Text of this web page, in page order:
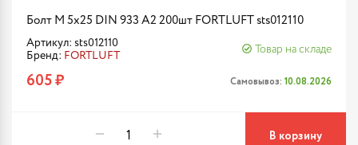
Болт М 5х25 DIN 933 A2 200шт FORTLUFT sts012110
Артикул: sts012110
Бренд: FORTLUFT
Товар на складе
605 ₽ Самовывоз: 10.08.2026
В корзину